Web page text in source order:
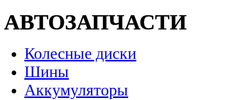
АВТОЗАПЧАСТИ
Колесные диски
Шины
Аккумуляторы